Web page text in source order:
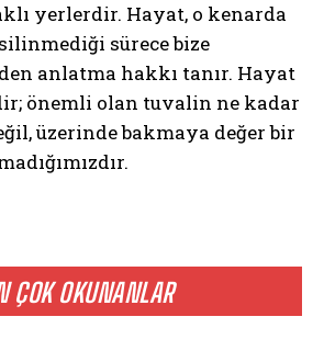
ÇOK OKUNANLAR
yerlerdir. Hayat, o kenarda
sürece bize
anlatma hakkı tanır. Hayat
önemli olan tuvalin ne kadar
üzerinde bakmaya değer bir